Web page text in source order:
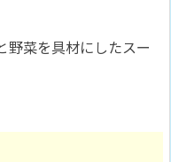
野菜を具材にしたスー